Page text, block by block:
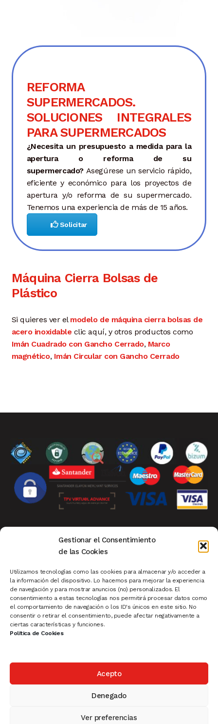
Gestionar el Consentimiento
de las Cookies
Utilizamos tecnologías como las cookies para almacenar y/o acceder a
la información del dispositivo. Lo hacemos para mejorar la experiencia
de navegación y para mostrar anuncios (no) personalizados. El
consentimiento a estas tecnologías nos permitirá procesar datos como
el comportamiento de navegación o los ID's únicos en este sitio. No
consentir o retirar el consentimiento, puede afectar negativamente a
ciertas características y funciones.
Política de Cookies
Acepto
Denegado
Ver preferencias
REFORMA
SUPERMERCADOS.
SOLUCIONES INTEGRALES
PARA SUPERMERCADOS
¿Necesita un presupuesto a medida para la
apertura o reforma de su
supermercado?Asegúrese un servicio rápido,
eficiente y económico para los proyectos de
apertura y/o reforma de su supermercado.
Tenemos una experiencia de más de 15 años.
Solicitar
Máquina Cierra Bolsas de
Plástico
Si quieres ver el modelo de máquina cierra bolsas de
acero inoxidable clic aquí, y otros productos como
Imán Cuadrado con Gancho Cerrado, Marco
magnético, Imán Circular con Gancho Cerrado
| Privacidad| Política de Cookies
Condiciones de Compra |
|
Pescaderías |Carnicerías |Sistema de Turnos |
Cartelería Madrid|Rollup|Ofertas |
Novedades|Productos Destacados
© 2025 Vatisa- PLV, Cartelería, Equipamiento Comercial,